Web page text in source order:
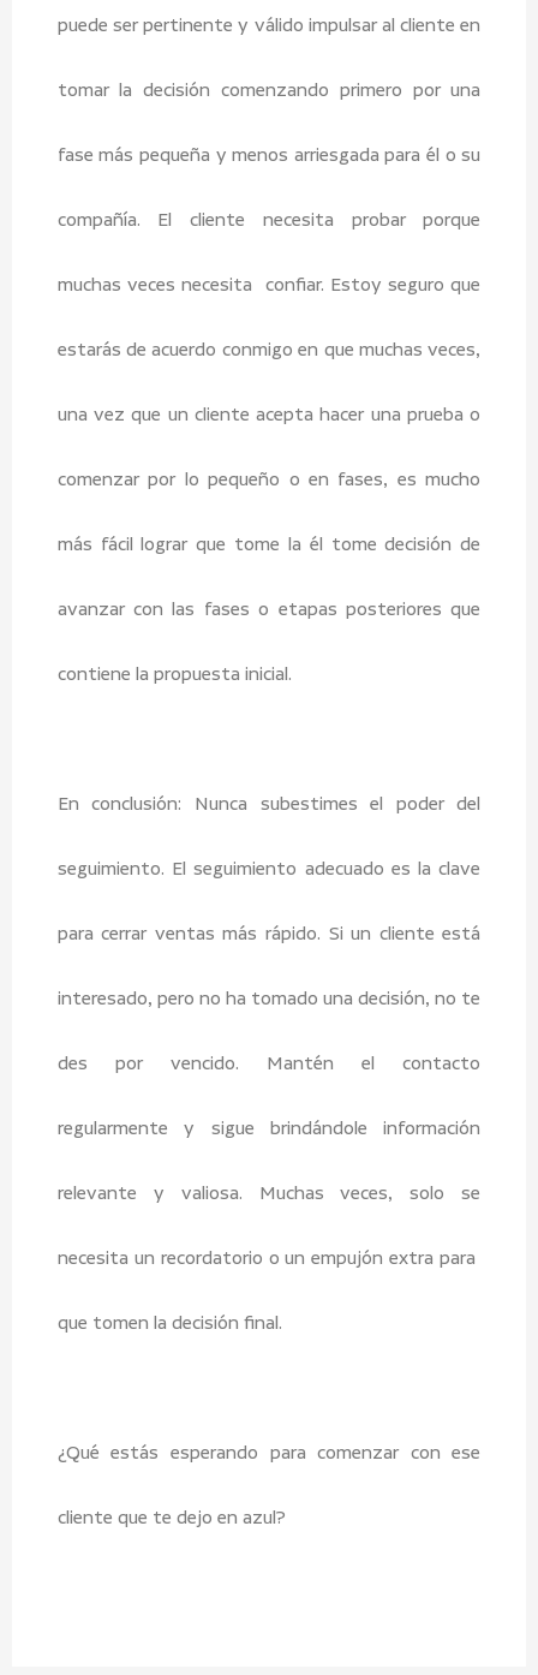
puede ser pertinente y válido impulsar al cliente en
tomar la decisión comenzando primero por una
fase más pequeña y menos arriesgada para él o su
compañía. El cliente necesita probar porque
muchas veces necesita confiar. Estoy seguro que
estarás de acuerdo conmigo en que muchas veces,
una vez que un cliente acepta hacer una prueba o
comenzar por lo pequeño o en fases, es mucho
más fácil lograr que tome la él tome decisión de
avanzar con las fases o etapas posteriores que
contiene la propuesta inicial.
En conclusión: Nunca subestimes el poder del
seguimiento. El seguimiento adecuado es la clave
para cerrar ventas más rápido. Si un cliente está
interesado, pero no ha tomado una decisión, no te
des por vencido. Mantén el contacto
regularmente y sigue brindándole información
relevante y valiosa. Muchas veces, solo se
necesita un recordatorio o un empujón extra para
que tomen la decisión final.
¿Qué estás esperando para comenzar con ese
cliente que te dejo en azul?